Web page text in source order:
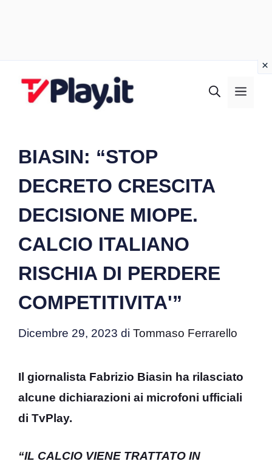
BIASIN: “STOP
DECRETO CRESCITA
DECISIONE MIOPE.
CALCIO ITALIANO
RISCHIA DI PERDERE
COMPETITIVITA'”
Dicembre 29, 2023 di Tommaso Ferrarello
Il giornalista Fabrizio Biasin ha rilasciato
alcune dichiarazioni ai microfoni ufficiali
di TvPlay.
“IL CALCIO VIENE TRATTATO IN